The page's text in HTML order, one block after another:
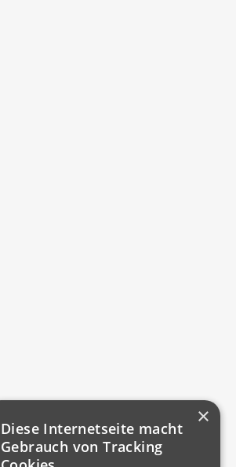
×
Diese Internetseite macht
Gebrauch von Tracking